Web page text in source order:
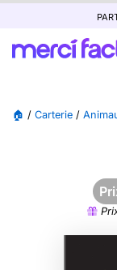
🏠 / Carterie /